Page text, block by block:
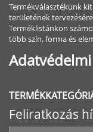
Termékválasztékunk
területének
Terméklistánkon
több szín, forma és
Feliratkozás